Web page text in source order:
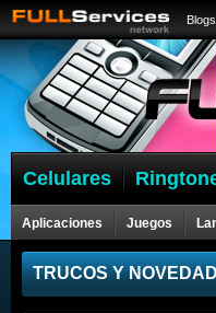
Blogs
Celulares
Aplicaciones Juegos
Celulares
TRUCOS Y